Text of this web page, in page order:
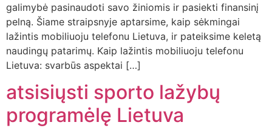
galimybė pasinaudoti savo žiniomis ir pasiekti finansinį
pelną. Šiame straipsnyje aptarsime, kaip sėkmingai
lažintis mobiliuoju telefonu Lietuva, ir pateiksime keletą
naudingų patarimų. Kaip lažintis mobiliuoju telefonu
Lietuva: svarbūs aspektai […]
atsisiųsti sporto lažybų
programėlę Lietuva